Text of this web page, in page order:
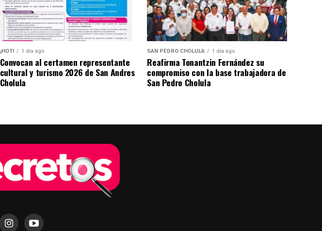
¡HOT! 1 día ago
Convocan al certamen representante
cultural y turismo 2026 de San Andres
Cholula
SAN PEDRO CHOLULA 1 día ago
Reafirma Tonantzin Fernández su
compromiso con la base trabajadora de
San Pedro Cholula